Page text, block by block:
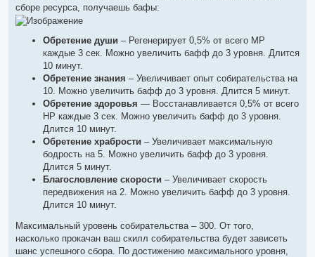
сборе ресурса, получаешь бафы:
Обретение души – Регенерирует 0,5% от всего МР
каждые 3 сек. Можно увеличить бафф до 3 уровня. Длится
10 минут.
Обретение знания – Увеличивает опыт собирательства на
10. Можно увеличить бафф до 3 уровня. Длится 5 минут.
Обретение здоровья — Восстанавливается 0,5% от всего
НР каждые 3 сек. Можно увеличить бафф до 3 уровня.
Длится 10 минут.
Обретение храбрости – Увеличивает максимальную
бодрость на 5. Можно увеличить бафф до 3 уровня.
Длится 5 минут.
Благословление скорости – Увеличивает скорость
передвижения на 2. Можно увеличить бафф до 3 уровня.
Длится 10 минут.
Максимальный уровень собирательства – 300. От того,
насколько прокачан ваш скилл собирательства будет зависеть
шанс успешного сбора. По достижению максимального уровня,